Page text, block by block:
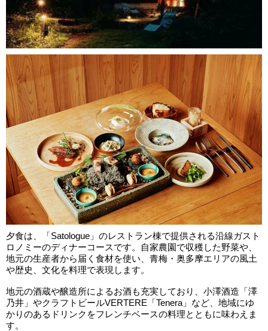
夕食は、「Satologue」のレストラン棟で提供される沿線ガスト
ロノミーのディナーコースです。自家農園で収穫した野菜や、
地元の生産者から届く食材を使い、青梅・奥多摩エリアの風土
や歴史、文化を料理で表現します。
地元の酒蔵や醸造所によるお酒も充実しており、小澤酒造「澤
乃井」やクラフトビールVERTERE「Tenera」など、地域にゆ
かりのあるドリンクをフレンチベースの料理とともに味わえま
す。